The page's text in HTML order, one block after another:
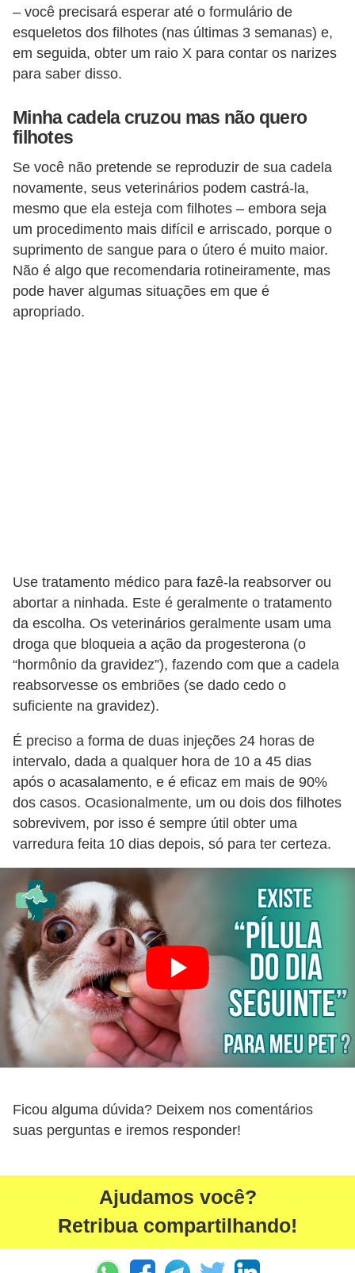
– você precisará esperar até o formulário de
esqueletos dos filhotes (nas últimas 3 semanas) e,
em seguida, obter um raio X para contar os narizes
para saber disso.
Minha cadela cruzou mas não quero
filhotes
Se você não pretende se reproduzir de sua cadela
novamente, seus veterinários podem castrá-la,
mesmo que ela esteja com filhotes – embora seja
um procedimento mais difícil e arriscado, porque o
suprimento de sangue para o útero é muito maior.
Não é algo que recomendaria rotineiramente, mas
pode haver algumas situações em que é
apropriado.
Use tratamento médico para fazê-la reabsorver ou
abortar a ninhada. Este é geralmente o tratamento
da escolha. Os veterinários geralmente usam uma
droga que bloqueia a ação da progesterona (o
“hormônio da gravidez”), fazendo com que a cadela
reabsorvesse os embriões (se dado cedo o
suficiente na gravidez).
É preciso a forma de duas injeções 24 horas de
intervalo, dada a qualquer hora de 10 a 45 dias
após o acasalamento, e é eficaz em mais de 90%
dos casos. Ocasionalmente, um ou dois dos filhotes
sobrevivem, por isso é sempre útil obter uma
varredura feita 10 dias depois, só para ter certeza.
Ficou alguma dúvida? Deixem nos comentários
suas perguntas e iremos responder!
Ajudamos você?
Retribua compartilhando!
i
n
o
G
o
s
e
f
e
l
o
r
n
a
m
e
t
a
i
s
é
p
t
e
i
s
n
í
s
P